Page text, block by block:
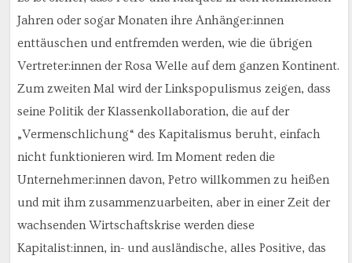
Jahren oder sogar Monaten ihre Anhänger:innen
enttäuschen und entfremden werden, wie die übrigen
Vertreter:innen der Rosa Welle auf dem ganzen Kontinent.
Zum zweiten Mal wird der Linkspopulismus zeigen, dass
seine Politik der Klassenkollaboration, die auf der
„Vermenschlichung“ des Kapitalismus beruht, einfach
nicht funktionieren wird. Im Moment reden die
Unternehmer:innen davon, Petro willkommen zu heißen
und mit ihm zusammenzuarbeiten, aber in einer Zeit der
wachsenden Wirtschaftskrise werden diese
Kapitalist:innen, in- und ausländische, alles Positive, das